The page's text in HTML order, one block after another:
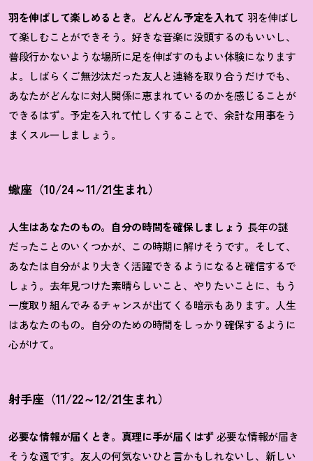
羽を伸ばして楽しめるとき。どんどん予定を入れて 羽を伸ばし
て楽しむことができそう。好きな音楽に没頭するのもいいし、
普段行かないような場所に足を伸ばすのもよい体験になります
よ。しばらくご無沙汰だった友人と連絡を取り合うだけでも、
あなたがどんなに対人関係に恵まれているのかを感じることが
できるはず。予定を入れて忙しくすることで、余計な用事をう
まくスルーしましょう。
蠍座（10/24～11/21生まれ）
人生はあなたのもの。自分の時間を確保しましょう 長年の謎
だったことのいくつかが、この時期に解けそうです。そして、
あなたは自分がより大きく活躍できるようになると確信するで
しょう。去年見つけた素晴らしいこと、やりたいことに、もう
一度取り組んでみるチャンスが出てくる暗示もあります。人生
はあなたのもの。自分のための時間をしっかり確保するように
心がけて。
射手座（11/22～12/21生まれ）
必要な情報が届くとき。真理に手が届くはず必要な情報が届き
そうな週です。友人の何気ないひと言かもしれないし、新しい